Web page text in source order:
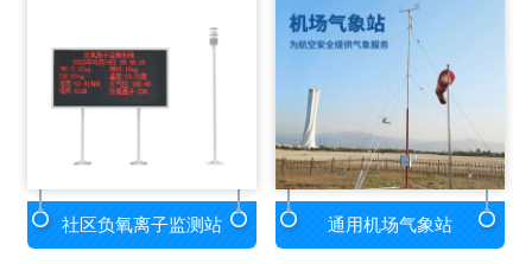
社区负氧离子监测站 通用机场气象站